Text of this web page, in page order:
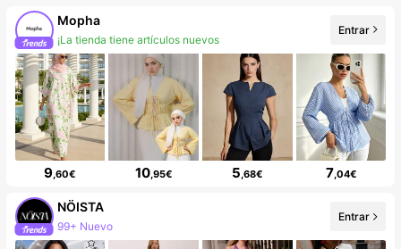
Mopha
9.7K seguidores
Entrar
9,60€ 10,95€ 5 ,68€ 7,04€
NÖISTA
454K seguidores
Entrar